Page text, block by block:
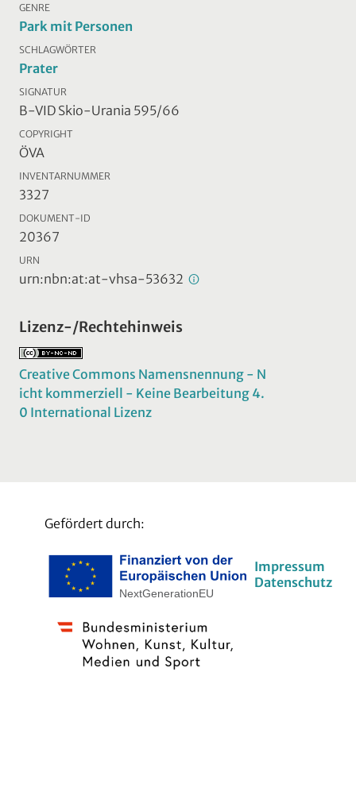
GENRE
Park mit Personen
SCHLAGWÖRTER
Prater
SIGNATUR
B-VID Skio-Urania 595/66
COPYRIGHT
ÖVA
INVENTARNUMMER
3327
DOKUMENT-ID
20367
URN
urn:nbn:at:at-vhsa-53632
Lizenz-/Rechtehinweis
Creative Commons Namensnennung - N
icht kommerziell - Keine Bearbeitung 4.
0 International Lizenz
Gefördert durch:
Impressum
Datenschutz